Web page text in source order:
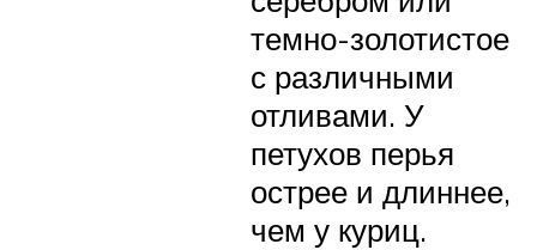
темно-золотистое
с различными
отливами. У
петухов перья
острее и длиннее,
чем у куриц.